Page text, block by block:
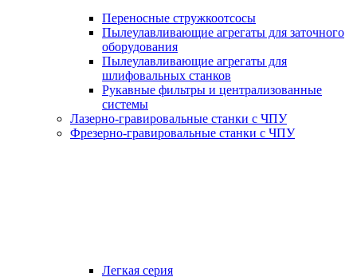
Переносные стружкоотсосы
Пылеулавливающие агрегаты для заточного
оборудования
Пылеулавливающие агрегаты для
шлифовальных станков
Рукавные фильтры и централизованные
системы
Лазерно-гравировальные станки с ЧПУ
Фрезерно-гравировальные станки с ЧПУ
Легкая серия